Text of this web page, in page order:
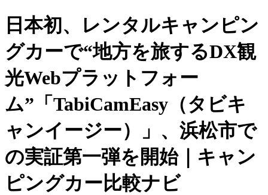
日本初、レンタルキャンピン
グカーで“地方を旅するDX観
光Webプラットフォー
ム”「TabiCamEasy（タビキ
ャンイージー）」、浜松市で
の実証第一弾を開始｜キャン
ピングカー比較ナビ